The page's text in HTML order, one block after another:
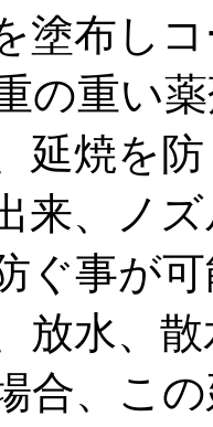
塗布し
の重い
延焼を
来、ノ
ぐ事が
放水、
合、こ